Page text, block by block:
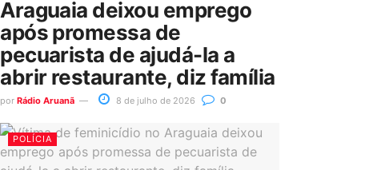
Araguaia deixou emprego
após promessa de
pecuarista de ajudá-la a
abrir restaurante, diz família
por Rádio Aruanã 8 de julho de 2026 0
POLÍCIA